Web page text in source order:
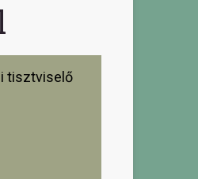
tisztviselő